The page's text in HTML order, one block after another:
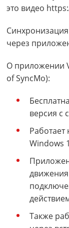
это видео
через
О приложении
of SyncMo):
версия с
Windows
Также